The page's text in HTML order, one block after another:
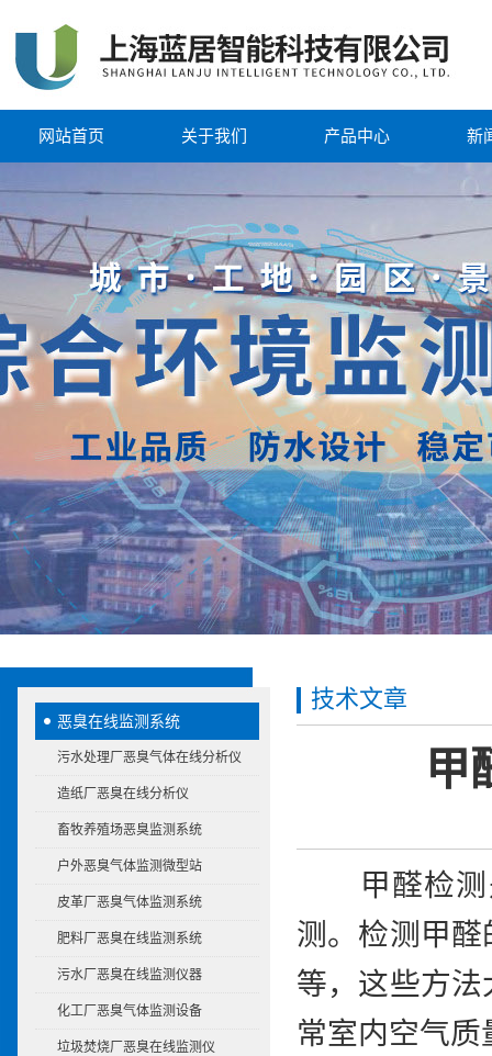
网站首页 关于我们 产品中心 新
恶臭在线监测系统
污水处理厂恶臭气体在线分析仪
造纸厂恶臭在线分析仪
畜牧养殖场恶臭监测系统
户外恶臭气体监测微型站
皮革厂恶臭气体监测系统
肥料厂恶臭在线监测系统
污水厂恶臭在线监测仪器
化工厂恶臭气体监测设备
垃圾焚烧厂恶臭在线监测仪
技术文章
甲
甲醛检测是
测。检测甲
等，这些方
常室内空气质